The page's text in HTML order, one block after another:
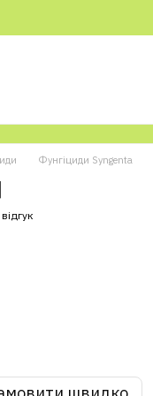
Фунгіциди Syngenta